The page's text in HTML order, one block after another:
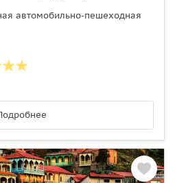
автомобильно-пешеходная